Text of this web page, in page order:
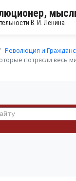
В. И. Ленина
Революция и
потрясли весь